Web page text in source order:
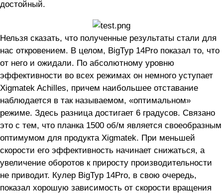
достойный.
Нельзя сказать, что полученные результаты стали для
нас откровением. В целом, BigTyp 14Pro показал то, что
от него и ожидали. По абсолютному уровню
эффективности во всех режимах он немного уступает
Xigmatek Achilles, причем наибольшее отставание
наблюдается в так называемом, «оптимальном»
режиме. Здесь разница достигает 6 градусов. Связано
это с тем, что планка 1500 об/м является своеобразным
оптимумом для продукта Xigmatek. При меньшей
скорости его эффективность начинает снижаться, а
увеличение оборотов к приросту производительности
не приводит. Кулер BigTyp 14Pro, в свою очередь,
показал хорошую зависимость от скорости вращения